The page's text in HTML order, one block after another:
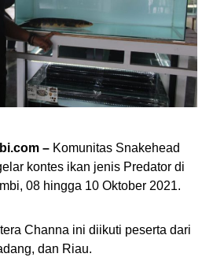
– Komunitas Snakehead
kontes ikan jenis Predator di
08 hingga 10 Oktober 2021.
Channa ini diikuti peserta dari
dan Riau.